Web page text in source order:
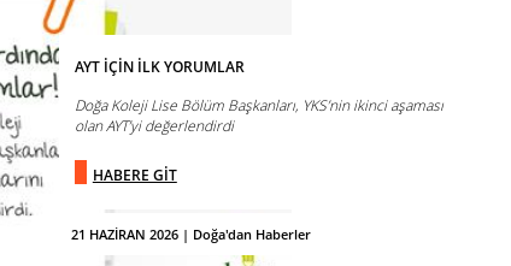
21 HAZİRAN 2026 | Doğa'dan Haberler
AYT İÇİN İLK YORUMLAR
Doğa Koleji Lise Bölüm Başkanları, YKS’nin ikinci aşaması
olan AYT’yi değerlendirdi
HABERE GİT